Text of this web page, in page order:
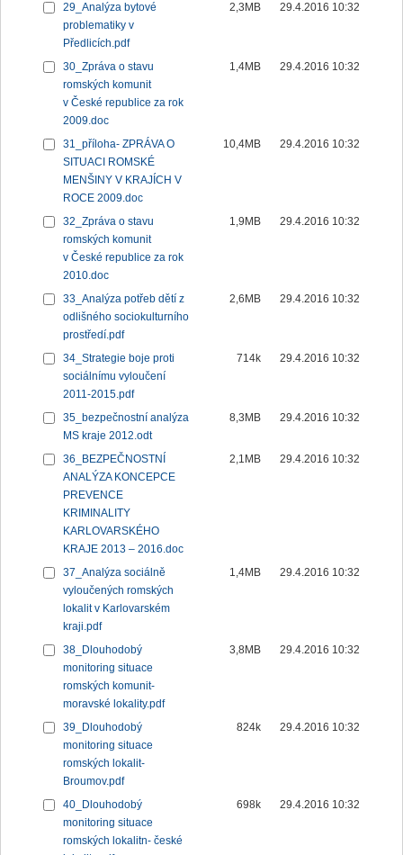
29_Analýza bytové
problematiky v
Předlicích.pdf
2,3MB 29.4.2016 10:32
30_Zpráva o stavu
romských komunit
v České republice za rok
2009.doc
1,4MB 29.4.2016 10:32
31_příloha- ZPRÁVA O
SITUACI ROMSKÉ
MENŠINY V KRAJÍCH V
ROCE 2009.doc
10,4MB 29.4.2016 10:32
32_Zpráva o stavu
romských komunit
v České republice za rok
2010.doc
1,9MB 29.4.2016 10:32
33_Analýza potřeb dětí z
odlišného sociokulturního
prostředí.pdf
2,6MB 29.4.2016 10:32
34_Strategie boje proti
sociálnímu vyloučení
2011-2015.pdf
714k 29.4.2016 10:32
35_bezpečnostní analýza
MS kraje 2012.odt
8,3MB 29.4.2016 10:32
36_BEZPEČNOSTNÍ
ANALÝZA KONCEPCE
PREVENCE
KRIMINALITY
KARLOVARSKÉHO
KRAJE 2013 – 2016.doc
2,1MB 29.4.2016 10:32
37_Analýza sociálně
vyloučených romských
lokalit v Karlovarském
kraji.pdf
1,4MB 29.4.2016 10:32
38_Dlouhodobý
monitoring situace
romských komunit-
moravské lokality.pdf
3,8MB 29.4.2016 10:32
39_Dlouhodobý
monitoring situace
romských lokalit-
Broumov.pdf
824k 29.4.2016 10:32
40_Dlouhodobý
monitoring situace
romských lokalitn- české
698k 29.4.2016 10:32